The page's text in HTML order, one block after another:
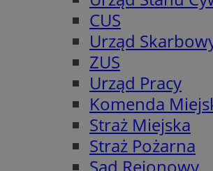
CUS
Urząd
ZUS
Urząd Pracy
Komenda
Straż Miejska
Straż Pożarna
Sąd Rejonowy